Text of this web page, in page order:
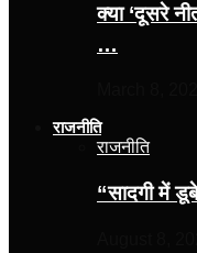
क्या ‘दूसरे
…
राजनीति
राजनीति
“सादगी में